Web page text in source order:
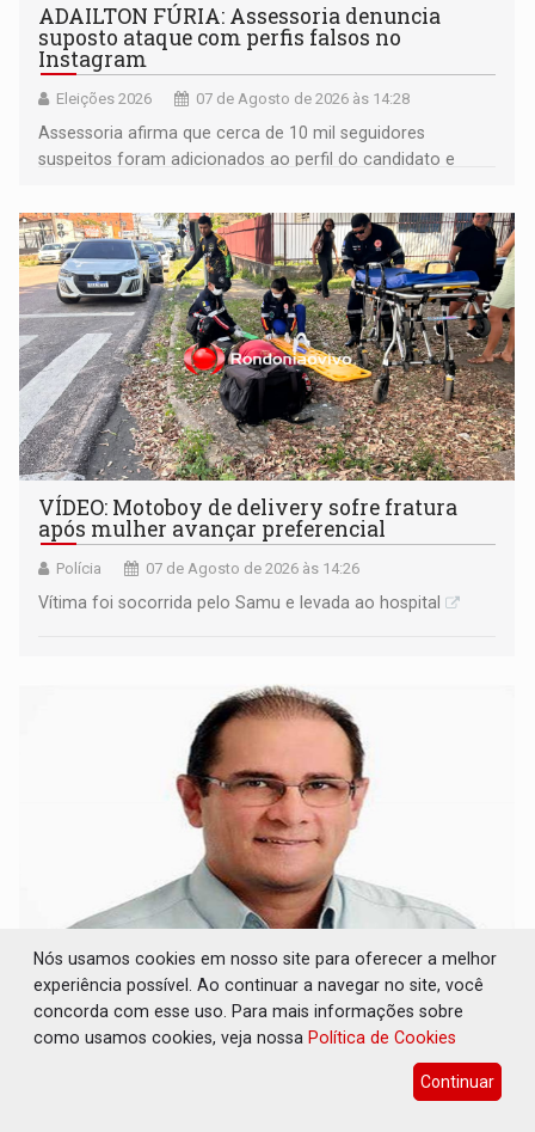
ADAILTON FÚRIA: Assessoria denuncia
suposto ataque com perfis falsos no
Instagram
Eleições 2026 07 de Agosto de 2026 às 14:28
Assessoria afirma que cerca de 10 mil seguidores
suspeitos foram adicionados ao perfil do candidato e
remover as contas
VÍDEO: Motoboy de delivery sofre fratura
após mulher avançar preferencial
Polícia 07 de Agosto de 2026 às 14:26
Vítima foi socorrida pelo Samu e levada ao hospital
ELEIÇÕES 2026: Ulisses Guimarães e as
nuvens no céu de Rondônia – Por Daniel
Pereira
Nós usamos cookies em nosso site para oferecer a melhor
experiência possível. Ao continuar a navegar no site, você
concorda com esse uso. Para mais informações sobre
como usamos cookies, veja nossa Política de Cookies
Continuar